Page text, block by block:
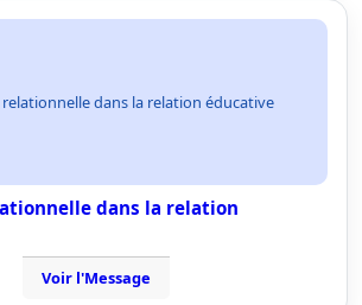
relationnelle dans la relation éducative
dans la relation
Voir l'Message